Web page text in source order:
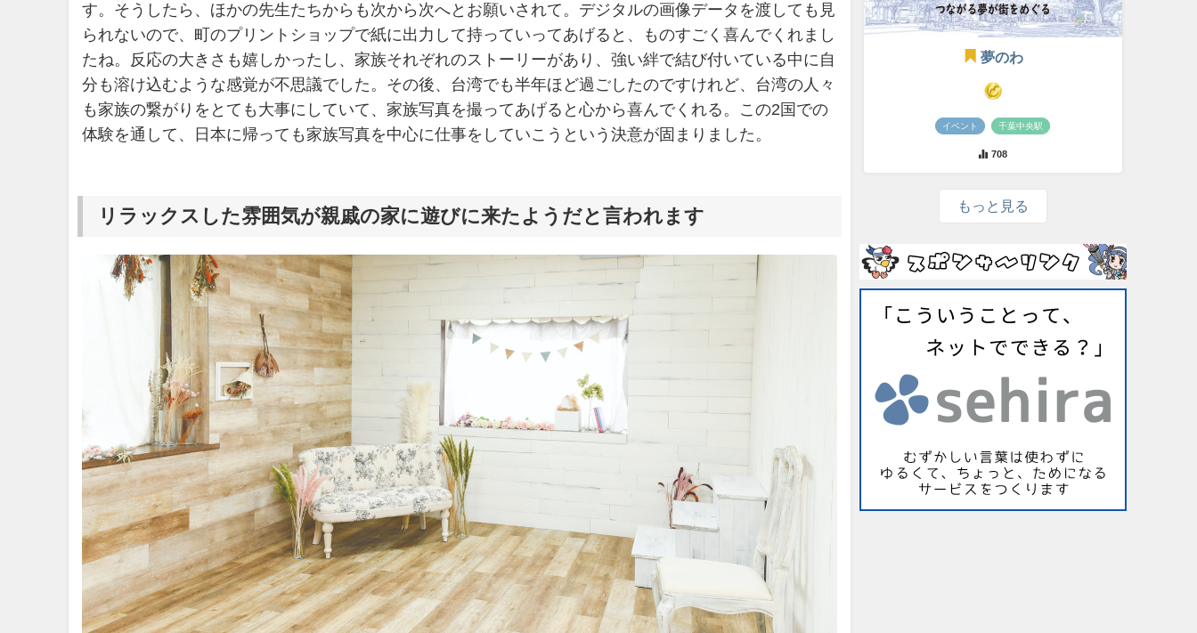
す。そうしたら、ほかの先生たちからも次から次へとお願いされて。デジタルの画像データを渡しても見
られないので、町のプリントショップで紙に出力して持っていってあげると、ものすごく喜んでくれまし
たね。反応の大きさも嬉しかったし、家族それぞれのストーリーがあり、強い絆で結び付いている中に自
分も溶け込むような感覚が不思議でした。その後、台湾でも半年ほど過ごしたのですけれど、台湾の人々
も家族の繋がりをとても大事にしていて、家族写真を撮ってあげると心から喜んでくれる。この2国での
体験を通して、日本に帰っても家族写真を中心に仕事をしていこうという決意が固まりました。
リラックスした雰囲気が親戚の家に遊びに来たようだと言われます
夢のわ
イベント 千葉中央駅
708
もっと見る